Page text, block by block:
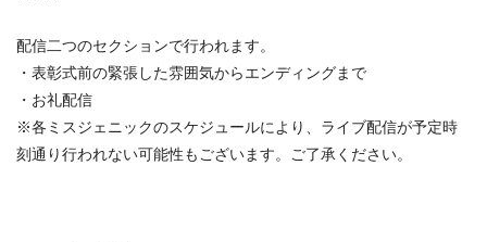
配信二つのセクションで行われます。
・表彰式前の緊張した雰囲気からエンディングまで
・お礼配信
※各ミスジェニックのスケジュールにより、ライブ配信が予定時
刻通り行われない可能性もございます。ご了承ください。